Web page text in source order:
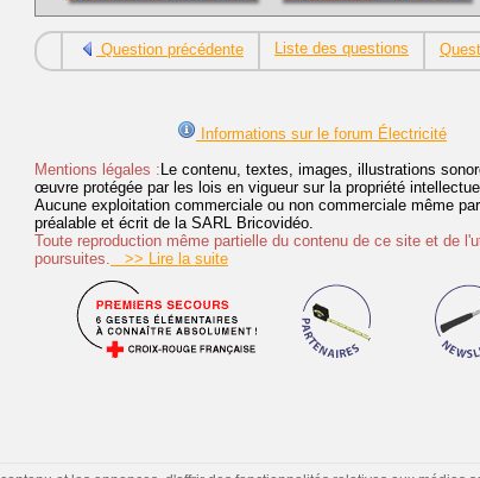
Question précédente Liste des questions
Informations sur le forum Électricité
Mentions légales : Le contenu, textes, images, illustrations
œuvre protégée par les lois en vigueur sur la propriété
Aucune exploitation commerciale ou non commerciale même
préalable et écrit de la SARL Bricovidéo.
Toute reproduction même partielle du contenu de ce site et de
poursuites.
>> Lire la suite